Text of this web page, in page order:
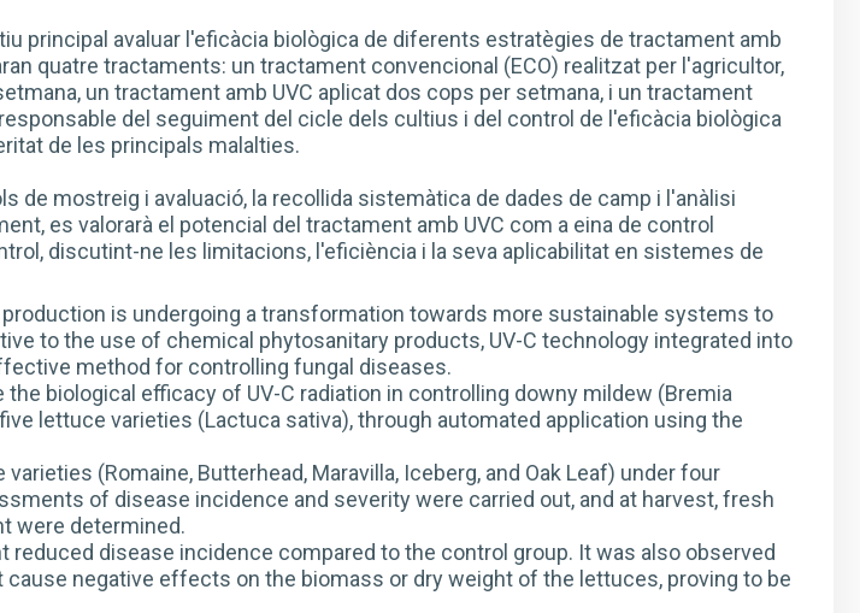
principal avaluar l'eficàcia biològica de diferents estratègies de tractament amb
quatre tractaments: un tractament convencional (ECO) realitzat per l'agricultor,
un tractament amb UVC aplicat dos cops per setmana, i un tractament
del seguiment del cicle dels cultius i del control de l'eficàcia biològica
de les principals malalties.
de mostreig i avaluació, la recollida sistemàtica de dades de camp i l'anàlisi
es valorarà el potencial del tractament amb UVC com a eina de control
discutint-ne les limitacions, l'eficiència i la seva aplicabilitat en sistemes de
is undergoing a transformation towards more sustainable systems to
to the use of chemical phytosanitary products, UV-C technology integrated into
method for controlling fungal diseases.
biological efficacy of UV-C radiation in controlling downy mildew (Bremia
lettuce varieties (Lactuca sativa), through automated application using the
(Romaine, Butterhead, Maravilla, Iceberg, and Oak Leaf) under four
of disease incidence and severity were carried out, and at harvest, fresh
were determined.
reduced disease incidence compared to the control group. It was also observed
cause negative effects on the biomass or dry weight of the lettuces, proving to be